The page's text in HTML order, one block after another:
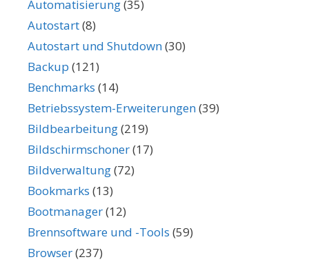
Automatisierung(35)
Autostart(8)
Autostart und Shutdown(30)
Backup (121)
Benchmarks (14)
Betriebssystem-Erweiterungen(39)
Bildbearbeitung(219)
Bildschirmschoner(17)
Bildverwaltung(72)
Bookmarks (13)
Bootmanager(12)
Brennsoftware und -Tools (59)
Browser(237)